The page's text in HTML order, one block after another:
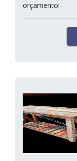
orçamento!